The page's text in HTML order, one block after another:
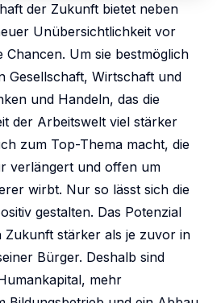
der Zukunft bietet neben
Unübersichtlichkeit vor
Chancen. Um sie bestmöglich
Gesellschaft, Wirtschaft und
und Handeln, das die
der Arbeitswelt viel stärker
zum Top-Thema macht, die
verlängert und offen um
wirbt. Nur so lässt sich die
gestalten. Das Potenzial
Zukunft stärker als je zuvor in
Bürger. Deshalb sind
mehr